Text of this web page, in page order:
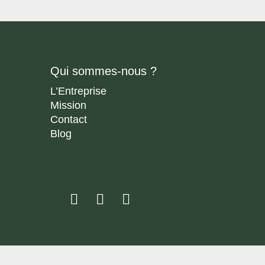
Qui sommes-nous ?
L’Entreprise
Mission
Contact
Blog